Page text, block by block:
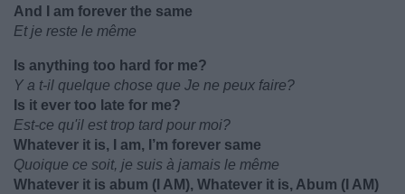
And I am forever the same
Et je reste le même
Is anything too hard for me?
Y a t-il quelque chose que Je ne peux faire?
Is it ever too late for me?
Est-ce qu'il est trop tard pour moi?
Whatever it is, I am, I’m forever same
Quoique ce soit, je suis à jamais le même
Whatever it is abum (I AM), Whatever it is, Abum (I AM)